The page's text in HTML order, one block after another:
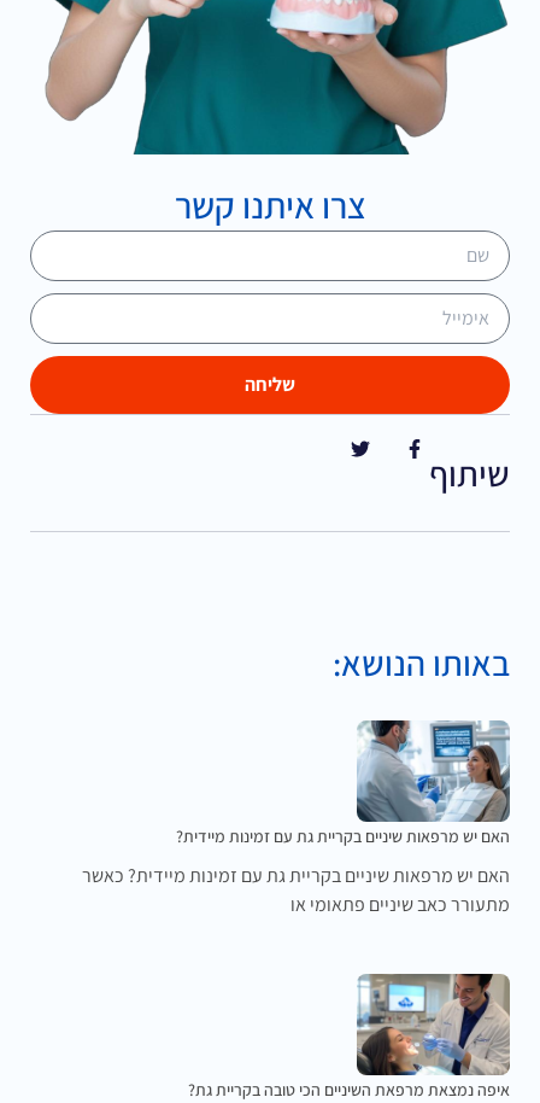
צרו איתנו קשר
שליחה
שיתוף
באותו הנושא:
האם יש מרפאות שיניים בקריית גת עם זמינות מיידית?
האם יש מרפאות שיניים בקריית גת עם זמינות מיידית? כאשר
מתעורר כאב שיניים פתאומי או
איפה נמצאת מרפאת השיניים הכי טובה בקריית גת?